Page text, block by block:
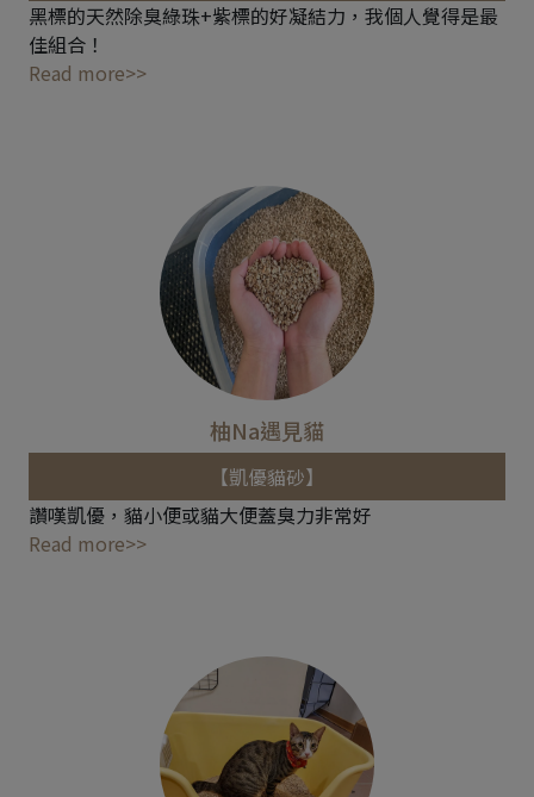
黑標的天然除臭綠珠+紫標的好凝結力，我個人覺得是最
佳組合！
Read more>>
柚Na遇見貓
【凱優貓砂】
讚嘆凱優，貓小便或貓大便蓋臭力非常好
Read more>>